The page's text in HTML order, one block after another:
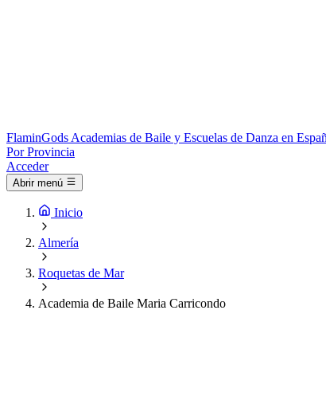
FlaminGods Academias de Baile y Escuelas de Danza en
Por Provincia
Acceder
Abrir menú
Inicio
Almería
Roquetas de Mar
Academia de Baile Maria Carricondo